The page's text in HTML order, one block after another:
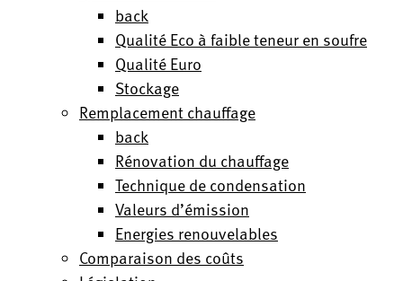
back
Qualité Eco à faible teneur en soufre
Qualité Euro
Stockage
Remplacement chauffage
back
Rénovation du chauffage
Technique de condensation
Valeurs d’émission
Energies renouvelables
Comparaison des coûts